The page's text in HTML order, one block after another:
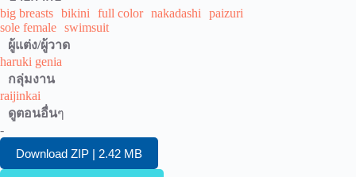
big breasts bikini full color nakadashi
paizuri
sole female swimsuit
ผู้แต่ง/ผู้วาด
haruki genia
กลุ่มงาน
raijinkai
ดูตอนอื่นๆ
-
Download ZIP | 2.42 MB